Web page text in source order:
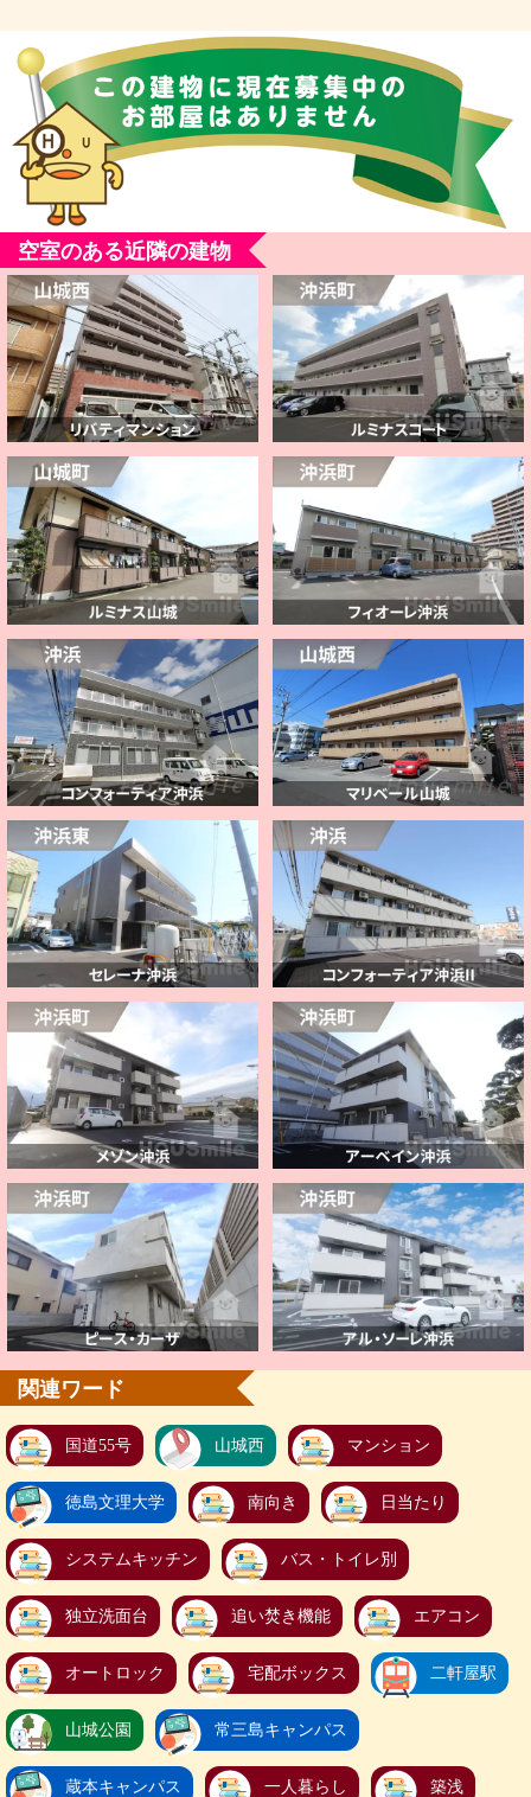
空室のある近隣の建物
関連ワード
国道55号 山城西 マンション
徳島文理大学 南向き 日当たり
システムキッチン バス・トイレ別
独立洗面台 追い焚き機能 エアコン
オートロック 宅配ボックス 二軒屋駅
山城公園 常三島キャンパス
蔵本キャンパス 一人暮らし 築浅